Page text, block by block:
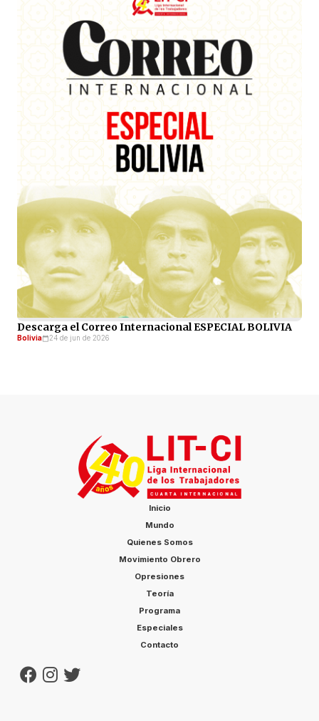
Descarga el Correo Internacional ESPECIAL BOLIVIA
Bolivia 24 de jun de 2026
Inicio
Mundo
Quienes Somos
Movimiento Obrero
Opresiones
Teoría
Programa
Especiales
Contacto